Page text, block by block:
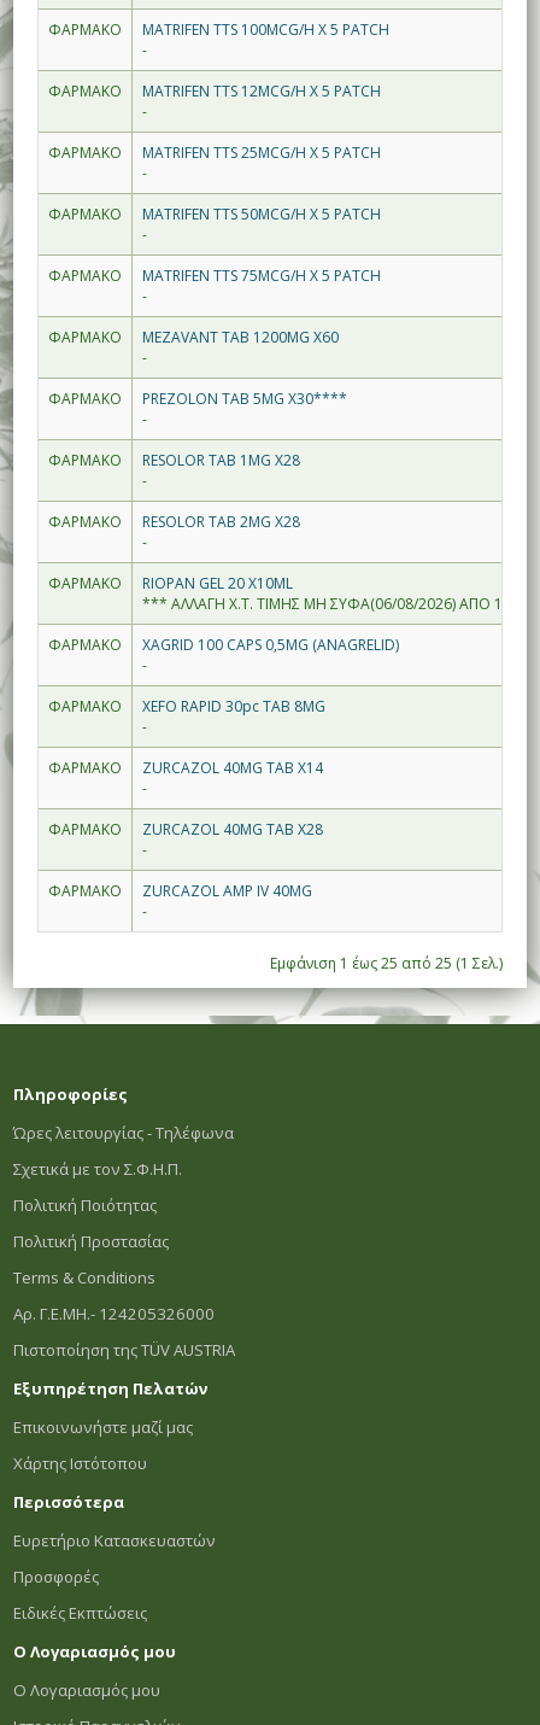
ΦΑΡΜΑΚΟ
MATRIFEN TTS 100MCG/H X 5 PATCH
-
ΦΑΡΜΑΚΟ
MATRIFEN TTS 12MCG/H X 5 PATCH
-
ΦΑΡΜΑΚΟ
MATRIFEN TTS 25MCG/H X 5 PATCH
-
ΦΑΡΜΑΚΟ
MATRIFEN TTS 50MCG/H X 5 PATCH
-
ΦΑΡΜΑΚΟ
MATRIFEN TTS 75MCG/H X 5 PATCH
-
ΦΑΡΜΑΚΟ
MEZAVANT TAB 1200MG X60
-
ΦΑΡΜΑΚΟ
PREZOLON TAB 5MG X30****
-
ΦΑΡΜΑΚΟ
RESOLOR TAB 1MG X28
-
ΦΑΡΜΑΚΟ
RESOLOR TAB 2MG X28
-
ΦΑΡΜΑΚΟ
RIOPAN GEL 20 Χ10ML
*** ΑΛΛΑΓΗ Χ.Τ. ΤΙΜΗΣ ΜΗ ΣΥΦΑ(06/08/2026) ΑΠΟ 1.96--
ΦΑΡΜΑΚΟ
XAGRID 100 CAPS 0,5MG (ANAGRELID)
-
ΦΑΡΜΑΚΟ
XEFO RAPID 30pc TAB 8MG
-
ΦΑΡΜΑΚΟ
ZURCAZOL 40MG TAB X14
-
ΦΑΡΜΑΚΟ
ZURCAZOL 40MG TAB X28
-
ΦΑΡΜΑΚΟ
ZURCAZOL AMP IV 40MG
-
Εμφάνιση 1 έως 25 από 25 (1 Σελ.)
Πληροφορίες
Ώρες λειτουργίας - Τηλέφωνα
Σχετικά με τον Σ.Φ.Η.Π.
Πολιτική Ποιότητας
Πολιτική Προστασίας
Terms & Conditions
Αρ. Γ.Ε.ΜΗ.- 124205326000
Πιστοποίηση της TÜV AUSTRIA
Εξυπηρέτηση Πελατών
Επικοινωνήστε μαζί μας
Χάρτης Ιστότοπου
Περισσότερα
Ευρετήριο Κατασκευαστών
Προσφορές
Ειδικές Εκπτώσεις
Ο Λογαριασμός μου
Ο Λογαριασμός μου